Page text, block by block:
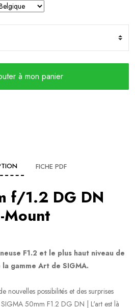
à mon panier
FICHE PDF
f/1.2 DG DN
Mount
F1.2 et le plus haut niveau de
gamme Art de SIGMA.
nouvelles possibilités et des surprises
50mm F1.2 DG DN | L'art est là